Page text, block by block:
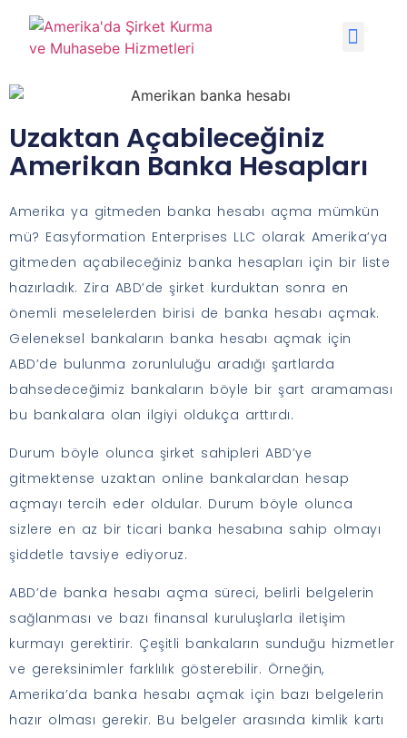
Uzaktan Açabileceğiniz
Amerikan Banka Hesapları
Amerika ya gitmeden banka hesabı açma mümkün
mü? Easyformation Enterprises LLC olarak Amerika’ya
gitmeden açabileceğiniz banka hesapları için bir liste
hazırladık. Zira ABD’de şirket kurduktan sonra en
önemli meselelerden birisi de banka hesabı açmak.
Geleneksel bankaların banka hesabı açmak için
ABD’de bulunma zorunluluğu aradığı şartlarda
bahsedeceğimiz bankaların böyle bir şart aramaması
bu bankalara olan ilgiyi oldukça arttırdı.
Durum böyle olunca şirket sahipleri ABD’ye
gitmektense uzaktan online bankalardan hesap
açmayı tercih eder oldular. Durum böyle olunca
sizlere en az bir ticari banka hesabına sahip olmayı
şiddetle tavsiye ediyoruz.
ABD’de banka hesabı açma süreci, belirli belgelerin
sağlanması ve bazı finansal kuruluşlarla iletişim
kurmayı gerektirir. Çeşitli bankaların sunduğu hizmetler
ve gereksinimler farklılık gösterebilir. Örneğin,
Amerika’da banka hesabı açmak için bazı belgelerin
hazır olması gerekir. Bu belgeler arasında kimlik kartı